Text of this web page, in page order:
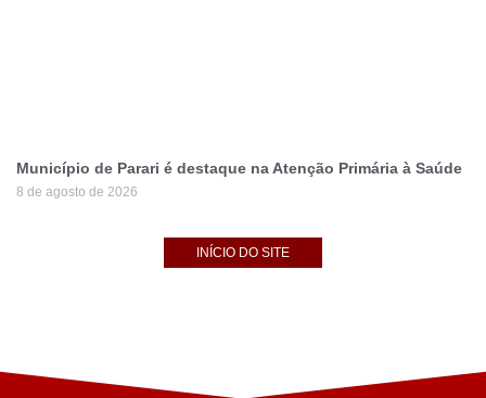
Município de Parari é destaque na Atenção Primária à Saúde
8 de agosto de 2026
INÍCIO DO SITE